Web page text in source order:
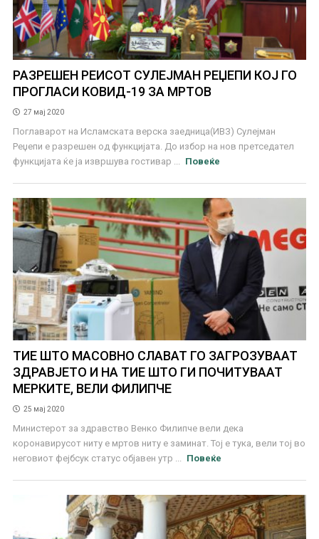
РАЗРЕШЕН РЕИСОТ СУЛЕЈМАН РЕЏЕПИ КОЈ ГО
ПРОГЛАСИ КОВИД-19 ЗА МРТОВ
27 мај 2020
Поглаварот на Исламската верска заедница(ИВЗ) Сулејман
Реџепи е разрешен од функцијата. До избор на нов претседател
функцијата ќе ја извршува гостивар ...
Повеќе
ТИЕ ШТО МАСОВНО СЛАВАТ ГО ЗАГРОЗУВААТ
ЗДРАВЈЕТО И НА ТИЕ ШТО ГИ ПОЧИТУВААТ
МЕРКИТЕ, ВЕЛИ ФИЛИПЧЕ
25 мај 2020
Министерот за здравство Венко Филипче вели дека
коронавирусот ниту е мртов ниту е заминат. Тој е тука, вели тој во
неговиот фејбсук статус објавен утр ...
Повеќе